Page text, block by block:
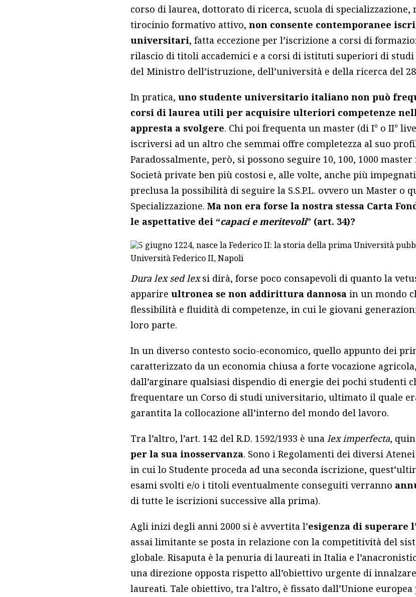
corso di laurea, dottorato di ricerca, scuola di specializzazione,
tirocinio formativo attivo,non consente contemporanee
universitari, fatta eccezione per l’iscrizione a corsi di
rilascio di titoli accademici e a corsi di istituti superiori di
del Ministro dell’istruzione, dell’università e della ricerca del
In pratica,uno studente universitario italiano non può
corsi di laurea utili per acquisire ulteriori competenze
appresta a svolgere. Chi poi frequenta un master (di I° o II°
iscriversi ad un altro che semmai offre completezza al suo
Paradossalmente, però, si possono seguire 10, 100, 1000
Società private ben più costosi e, alle volte, anche più
preclusa la possibilità di seguire la S.S.P.L. ovvero un Master o
Specializzazione.Ma non era forse la nostra stessa Carta
le aspettative dei “capaci e meritevoli” (art. 34)?
Università Federico II, Napoli
Dura lex sed lexsi dirà, forse poco consapevoli di quanto la
apparireultronea se non addirittura dannosa in un mondo
flessibilità e fluidità di competenze, in cui le giovani
loro parte.
In un diverso contesto socio-economico, quello appunto dei
caratterizzato da un economia chiusa a forte vocazione
dall’arginare qualsiasi dispendio di energie dei pochi studenti
frequentare un Corso di studi universitario, ultimato il quale
garantita la collocazione all’interno del mondo del lavoro.
Tra l’altro, l’art. 142 del R.D. 1592/1933 è una lex imperfecta,
per la sua inosservanza. Sono i Regolamenti dei diversi
in cui lo Studente proceda ad una seconda iscrizione,
esami svolti e/o i titoli eventualmente conseguiti verranno
di tutte le iscrizioni successive alla prima).
Agli inizi degli anni 2000 si è avvertita l’esigenza di superare
assai limitante se posta in relazione con la competitività del
globale. Risaputa è la penuria di laureati in Italia e
una direzione opposta rispetto all’obiettivo urgente di
laureati. Tale obiettivo, tra l’altro, è fissato dall’Unione